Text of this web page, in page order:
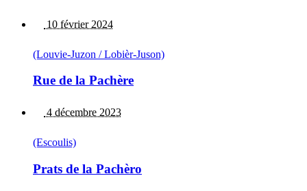
10 février 2024
(Louvie-Juzon / Lobièr-Juson)
Rue de la Pachère
4 décembre 2023
(Escoulis)
Prats de la Pachèro